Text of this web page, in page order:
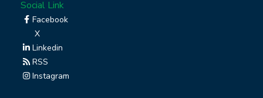
Social Link
Facebook
X
Linkedin
RSS
Instagram